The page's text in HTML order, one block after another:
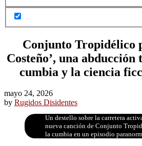
Conjunto Tropidélico
Costeño’, una
cumbia y la ciencia
mayo 24, 2026
by Rugidos Disidentes
Un destello sobre la carretera
nueva canción de Conjunto
la cumbia en un episodio